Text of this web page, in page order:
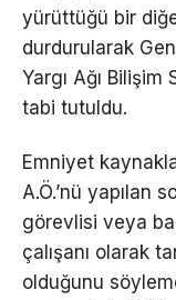
yürüttüğü bir
durdurularak
Yargı Ağı
tabi tutuldu.
Emniyet
A.Ö.’nü yapılan
görevlisi veya
çalışanı olarak
olduğunu